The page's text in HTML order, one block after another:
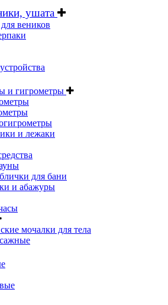
ушата
веников
и гигрометры
и лежаки
для бани
и абажуры
мочалки для тела